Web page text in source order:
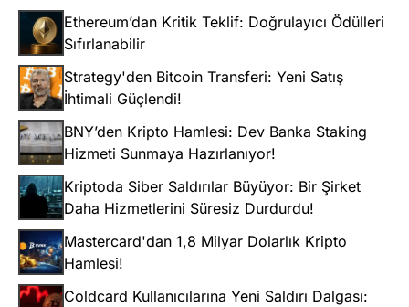
Ethereum’dan Kritik Teklif: Doğrulayıcı Ödülleri
Sıfırlanabilir
Strategy'den Bitcoin Transferi: Yeni Satış
İhtimali Güçlendi!
BNY’den Kripto Hamlesi: Dev Banka Staking
Hizmeti Sunmaya Hazırlanıyor!
Kriptoda Siber Saldırılar Büyüyor: Bir Şirket
Daha Hizmetlerini Süresiz Durdurdu!
Mastercard'dan 1,8 Milyar Dolarlık Kripto
Hamlesi!
Coldcard Kullanıcılarına Yeni Saldırı Dalgası: